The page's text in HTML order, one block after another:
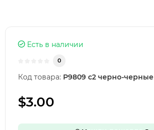
Есть в наличии
0
Код товара: Р9809 с2 черно-черные
$3.00